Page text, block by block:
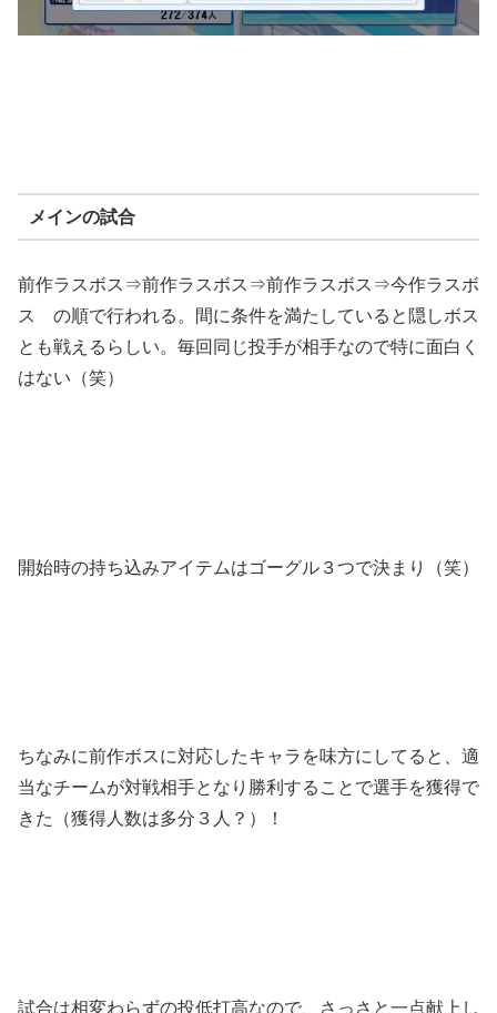
メインの試合
前作ラスボス⇒前作ラスボス⇒前作ラスボス⇒今作ラスボ
ス の順で行われる。間に条件を満たしていると隠しボス
とも戦えるらしい。毎回同じ投手が相手なので特に面白く
はない（笑）
開始時の持ち込みアイテムはゴーグル３つで決まり（笑）
ちなみに前作ボスに対応したキャラを味方にしてると、適
当なチームが対戦相手となり勝利することで選手を獲得で
きた（獲得人数は多分３人？）！
試合は相変わらずの投低打高なので、さっさと一点献上し